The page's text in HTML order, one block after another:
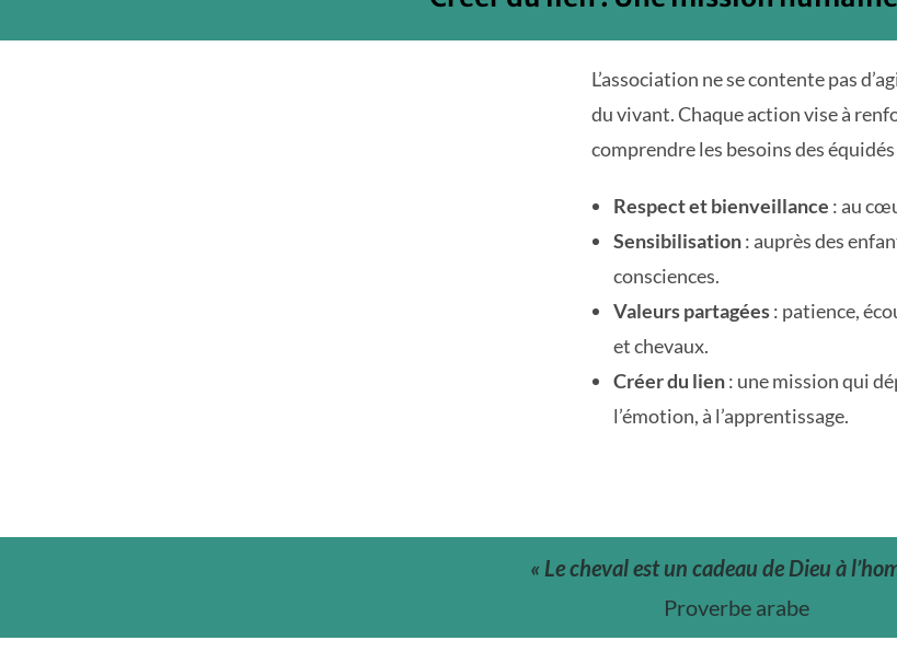
L’association ne se contente pas
du vivant. Chaque action vise à
comprendre les besoins des
Respect et bienveillance : au
Sensibilisation: auprès des
consciences.
Valeurs partagées: patience,
et chevaux.
Créer du lien: une mission qui
l’émotion, à l’apprentissage.
« Le cheval est un cadeau de Dieu à
Proverbe arabe